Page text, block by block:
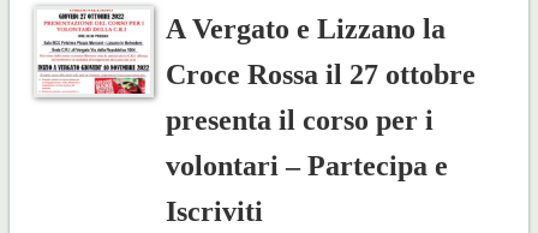
A Vergato e Lizzano la
Croce Rossa il 27 ottobre
presenta il corso per i
volontari – Partecipa e
Iscriviti